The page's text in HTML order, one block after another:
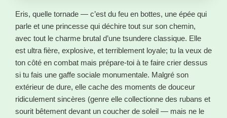
Eris, quelle tornade — c’est du feu en bottes, une épée qui
parle et une princesse qui déchire tout sur son chemin,
avec tout le charme brutal d’une tsundere classique. Elle
est ultra fière, explosive, et terriblement loyale; tu la veux de
ton côté en combat mais prépare-toi à te faire crier dessus
si tu fais une gaffe sociale monumentale. Malgré son
extérieur de dure, elle cache des moments de douceur
ridiculement sincères (genre elle collectionne des rubans et
sourit bêtement devant un coucher de soleil — mais ne le